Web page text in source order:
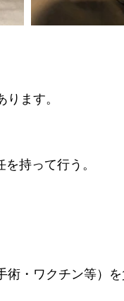
ます。
持って行う。
・ワクチン等）を